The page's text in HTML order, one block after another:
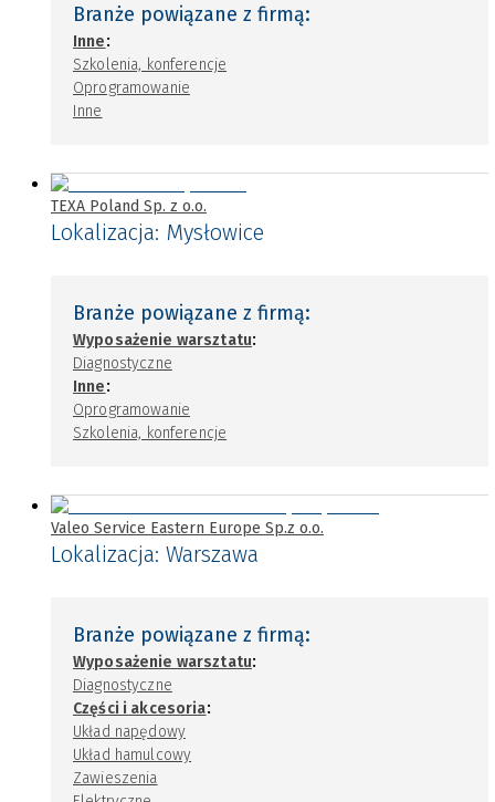
Branże powiązane z firmą:
Inne:
Szkolenia, konferencje
Oprogramowanie
Inne
TEXA Poland Sp. z o.o.
Lokalizacja: Mysłowice
Branże powiązane z firmą:
Wyposażenie warsztatu:
Diagnostyczne
Inne:
Oprogramowanie
Szkolenia, konferencje
Valeo Service Eastern Europe Sp.z o.o.
Lokalizacja: Warszawa
Branże powiązane z firmą:
Wyposażenie warsztatu:
Diagnostyczne
Części i akcesoria:
Układ napędowy
Układ hamulcowy
Zawieszenia